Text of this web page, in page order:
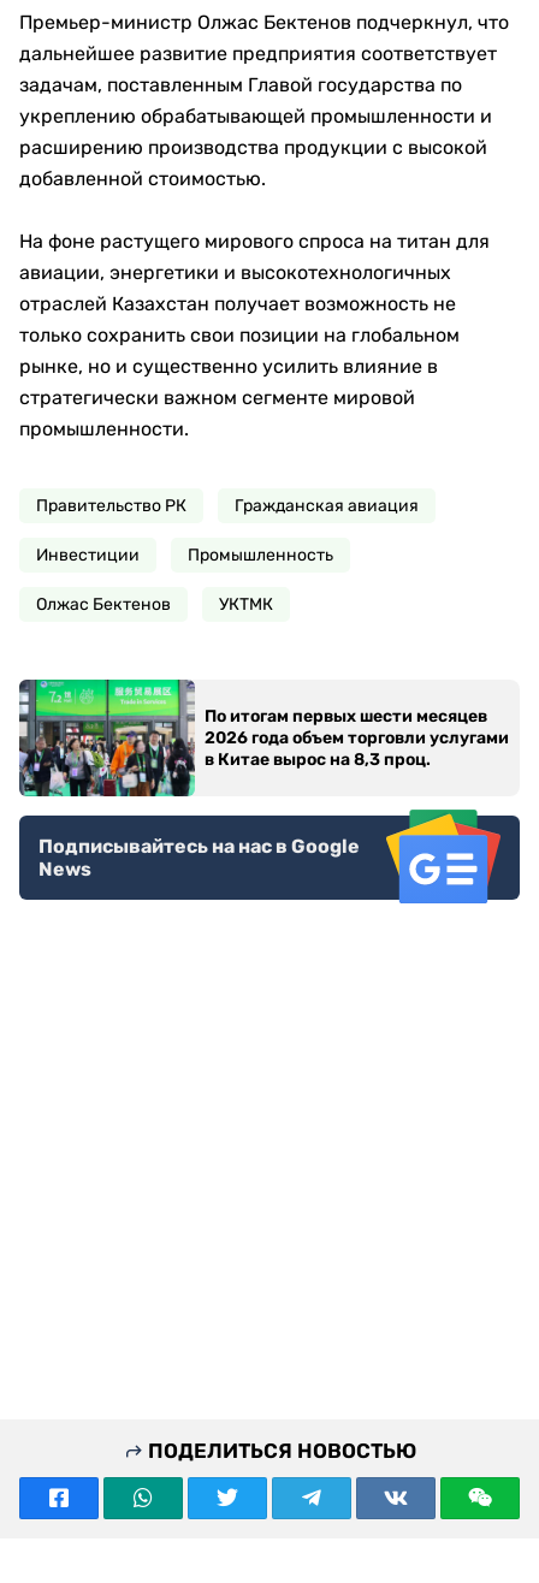
Премьер-министр Олжас Бектенов подчеркнул, что
дальнейшее развитие предприятия соответствует
задачам, поставленным Главой государства по
укреплению обрабатывающей промышленности и
расширению производства продукции с высокой
добавленной стоимостью.
На фоне растущего мирового спроса на титан для
авиации, энергетики и высокотехнологичных
отраслей Казахстан получает возможность не
только сохранить свои позиции на глобальном
рынке, но и существенно усилить влияние в
стратегически важном сегменте мировой
промышленности.
Правительство РК Гражданская авиация
Инвестиции Промышленность
Олжас Бектенов УКТМК
По итогам первых шести месяцев
2026 года объем торговли услугами
в Китае вырос на 8,3 проц.
Подписывайтесь на нас в Google
News
ПОДЕЛИТЬСЯ НОВОСТЬЮ